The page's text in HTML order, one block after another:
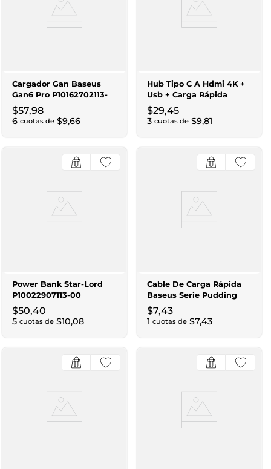
Cargador Gan Baseus
Gan6 Pro P10162702113-
00 2C+2U 65W Us Negro
$57,98
6 cuotas de $9,66
Hub Tipo C A Hdmi 4K +
Usb + Carga Rápida
B00052801811-00
Ultrajoy Estación De
Acoplamiento 5 Puertos
$29,45
3 cuotas de $9,81
Power Bank Star-Lord
P10022907113-00
10000Mah 30W Con
Pantalla Digital Negro
$50,40
5 cuotas de $10,08
Cable De Carga Rápida
Baseus Serie Pudding
P10355702221-B1 Type-C
A Type-C 100W 1.2M
$7,43
1 cuotas de $7,43